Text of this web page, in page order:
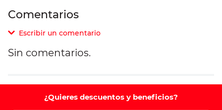
Comentarios
Escribir un comentario
Comentario
Sin comentarios.
¿Quieres descuentos y beneficios?